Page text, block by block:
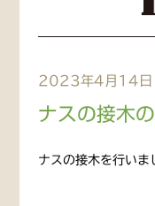
2023年4月14日
ナスの接木
ナスの接木を行いま